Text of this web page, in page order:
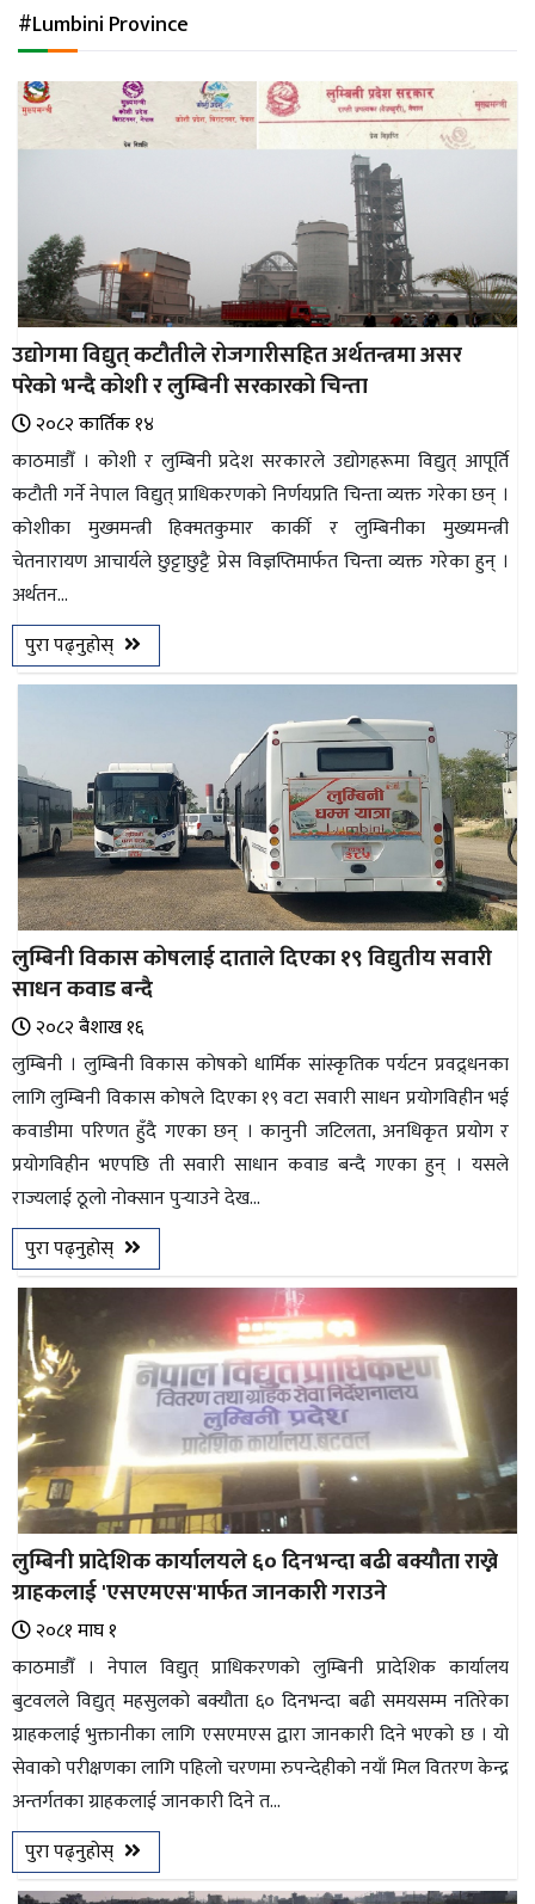
जलवायु
ऊर्जा
दक्षता
खबर
हरित
हाइड्रोजन
इभी
सम्पादकीय
बैंक
पर्यटन
भिडियो
छापा
खोज
ऊर्जा
विशेष
#Lumbini Province
उद्योगमा विद्युत् कटौतीले रोजगारीसहित अर्थतन्त्रमा असर
परेको भन्दै कोशी र लुम्बिनी सरकारको चिन्ता
२०८२ कार्तिक १४
काठमाडौँ । कोशी र लुम्बिनी प्रदेश सरकारले उद्योगहरूमा विद्युत् आपूर्ति
कटौती गर्ने नेपाल विद्युत् प्राधिकरणको निर्णयप्रति चिन्ता व्यक्त गरेका छन् ।
कोशीका मुख्ममन्त्री हिक्मतकुमार कार्की र लुम्बिनीका मुख्यमन्त्री
चेतनारायण आचार्यले छुट्टाछुट्टै प्रेस विज्ञप्तिमार्फत चिन्ता व्यक्त गरेका हुन् ।
अर्थतन...
पुरा पढ्नुहोस्
लुम्बिनी विकास कोषलाई दाताले दिएका १९ विद्युतीय सवारी
साधन कवाड बन्दै
२०८२ ब‌ैशाख १६
लुम्बिनी । लुम्बिनी विकास कोषको धार्मिक सांस्कृतिक पर्यटन प्रवद्र्धनका
लागि लुम्बिनी विकास कोषले दिएका १९ वटा सवारी साधन प्रयोगविहीन भई
कवाडीमा परिणत हुँदै गएका छन् । कानुनी जटिलता, अनधिकृत प्रयोग र
प्रयोगविहीन भएपछि ती सवारी साधान कवाड बन्दै गएका हुन् । यसले
राज्यलाई ठूलो नोक्सान पुर्‍याउने देख...
पुरा पढ्नुहोस्
लुम्बिनी प्रादेशिक कार्यालयले ६० दिनभन्दा बढी बक्यौता राख्ने
ग्राहकलाई 'एसएमएस'मार्फत जानकारी गराउने
२०८१ माघ १
काठमाडौँ । नेपाल विद्युत् प्राधिकरणको लुम्बिनी प्रादेशिक कार्यालय
बुटवलले विद्युत् महसुलको बक्यौता ६० दिनभन्दा बढी समयसम्म नतिरेका
ग्राहकलाई भुक्तानीका लागि एसएमएस द्वारा जानकारी दिने भएको छ । यो
सेवाको परीक्षणका लागि पहिलो चरणमा रुपन्देहीको नयाँ मिल वितरण केन्द्र
अन्तर्गतका ग्राहकलाई जानकारी दिने त...
पुरा पढ्नुहोस्